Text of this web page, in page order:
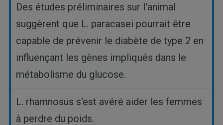
Des études préliminaires sur l'animal
suggèrent que L. paracasei pourrait être
capable de prévenir le diabète de type 2 en
influençant les gènes impliqués dans le
métabolisme du glucose.
L. rhamnosus s'est avéré aider les femmes
à perdre du poids.